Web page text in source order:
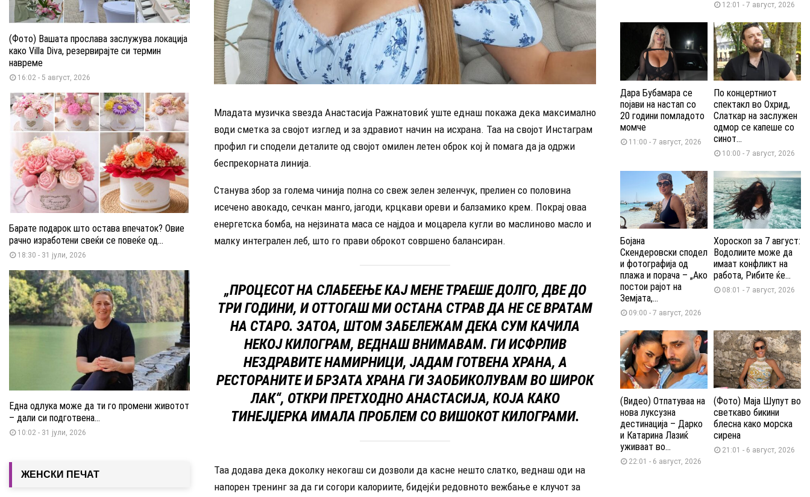
Младата музичка ѕвезда Анастасија Ражнатовиќ уште еднаш покажа дека максимално
води сметка за својот изглед и за здравиот начин на исхрана. Таа на својот Инстаграм
профил ги сподели деталите од својот омилен летен оброк кој ѝ помага да ја одржи
беспрекорната линија.
Станува збор за голема чинија полна со свеж зелен зеленчук, прелиен со половина
исечено авокадо, сечкан манго, јагоди, крцкави ореви и балзамико крем. Покрај оваа
енергетска бомба, на нејзината маса се најдоа и моцарела кугли во маслиново масло и
малку интегрален леб, што го прави оброкот совршено балансиран.
„ПРОЦЕСОТ НА СЛАБЕЕЊЕ КАЈ МЕНЕ ТРАЕШЕ ДОЛГО, ДВЕ ДО
ТРИ ГОДИНИ, И ОТТОГАШ МИ ОСТАНА СТРАВ ДА НЕ СЕ ВРАТАМ
НА СТАРО. ЗАТОА, ШТОМ ЗАБЕЛЕЖАМ ДЕКА СУМ КАЧИЛА
НЕКОЈ КИЛОГРАМ, ВЕДНАШ ВНИМАВАМ. ГИ ИСФРЛИВ
НЕЗДРАВИТЕ НАМИРНИЦИ, ЈАДАМ ГОТВЕНА ХРАНА, А
РЕСТОРАНИТЕ И БРЗАТА ХРАНА ГИ ЗАОБИКОЛУВАМ ВО ШИРОК
ЛАК“, ОТКРИ ПРЕТХОДНО АНАСТАСИЈА, КОЈА КАКО
ТИНЕЈЏЕРКА ИМАЛА ПРОБЛЕМ СО ВИШОКОТ КИЛОГРАМИ.
Таа додава дека доколку некогаш си дозволи да касне нешто слатко, веднаш оди на
напорен тренинг за да ги согори калориите, бидејќи редовното вежбање е клучот за
(Фото) Вашата прослава заслужува локација
како Villa Diva, резервирајте си термин
навреме
16:02 - 5 август, 2026
Барате подарок што остава впечаток? Овие
рачно изработени свеќи се повеќе од...
18:30 - 31 јули, 2026
Една одлука може да ти го промени животот
– дали си подготвена...
10:02 - 31 јули, 2026
ЖЕНСКИ ПЕЧАТ
12:01 - 7 август, 2026
Дара Бубамара се
појави на настап со
20 години помладото
момче
11:00 - 7 август, 2026
По концертниот
спектакл во Охрид,
Слаткар на заслужен
одмор се капеше со
синот...
10:00 - 7 август, 2026
Бојана
Скендеровски сподел
и фотографија од
плажа и порача – „Ако
постои рајот на
Земјата,...
09:00 - 7 август, 2026
Хороскоп за 7 август:
Водолиите може да
имаат конфликт на
работа, Рибите ќе...
08:01 - 7 август, 2026
(Видео) Отпатуваа на
нова луксузна
дестинација – Дарко
и Катарина Лазиќ
уживаат во...
22:01 - 6 август, 2026
(Фото) Маја Шупут во
светкаво бикини
блесна како морска
сирена
21:01 - 6 август, 2026